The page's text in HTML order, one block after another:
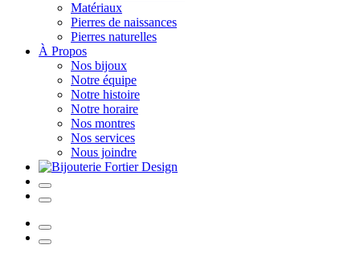
Matériaux
Pierres de naissances
Pierres naturelles
À Propos
Nos bijoux
Notre équipe
Notre histoire
Notre horaire
Nos montres
Nos services
Nous joindre